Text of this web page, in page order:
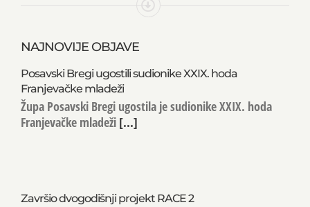
NAJNOVIJE OBJAVE
Posavski Bregi ugostili sudionike XXIX. hoda
Franjevačke mladeži
Župa Posavski Bregi ugostila je sudionike XXIX. hoda
Franjevačke mladeži [...]
Završio dvogodišnji projekt RACE 2